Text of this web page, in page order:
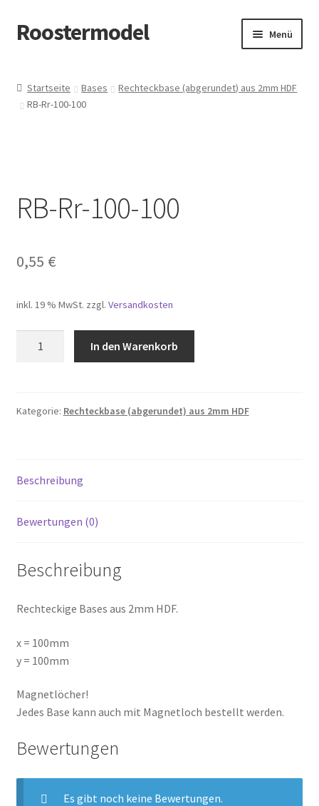
Zur
Navigation
Zum
Inhalt
Roostermodel Menü
#907 (kein Titel)
Checkout
Datenschutzerklärung
Datenschutzerklärung
Impressum
My account
Richtlinie für Rückerstattungen und Rückgaben
Roostermodel
Zahlungsarten
Startseite Bases
Rechteckbase (abgerundet) aus 2mm HDF
RB-Rr-100-100
RB-Rr-100-100
0,55 €
inkl. 19 % MwSt. zzgl. Versandkosten
Menge
In den Warenkorb
Kategorie: Rechteckbase (abgerundet) aus 2mm HDF
Beschreibung
Bewertungen (0)
Beschreibung
Rechteckige Bases aus 2mm HDF.
x = 100mm
y = 100mm
Magnetlöcher!
Jedes Base kann auch mit Magnetloch bestellt werden.
Bewertungen
Es gibt noch keine Bewertungen.